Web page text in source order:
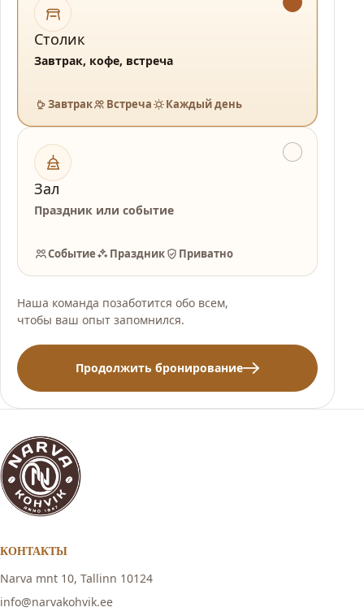
Столик
Завтрак, кофе, встреча
Завтрак Встреча Каждый день
Зал
Праздник или событие
Событие Праздник Приватно
Наша команда позаботится обо всем,
чтобы ваш опыт запомнился.
Продолжить бронирование
КОНТАКТЫ
Narva mnt 10, Tallinn 10124
info@narvakohvik.ee